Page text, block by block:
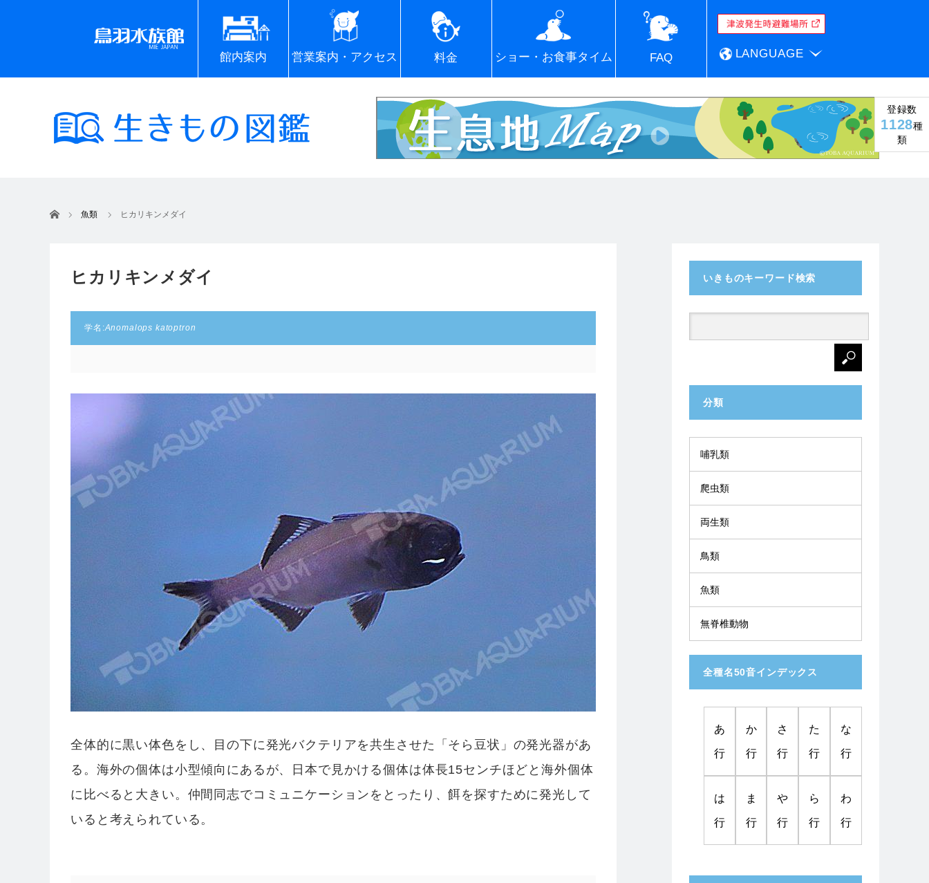
館内案内 営業案内・アクセス 料金 ショー・お食事タイム FAQ LANGUAGE
登録数
1128種
類
ホーム 魚類 ヒカリキンメダイ
ヒカリキンメダイ
学名:Anomalops katoptron
全体的に黒い体色をし、目の下に発光バクテリアを共生させた「そら豆状」の発光器があ
る。海外の個体は小型傾向にあるが、日本で見かける個体は体長15センチほどと海外個体
に比べると大きい。仲間同志でコミュニケーションをとったり、餌を探すために発光して
いると考えられている。
いきものキーワード検索
分類
哺乳類
爬虫類
両生類
鳥類
魚類
無脊椎動物
全種名50音インデックス
あ
行
か
行
さ
行
た
行
な
行
は
行
ま
行
や
行
ら
行
わ
行